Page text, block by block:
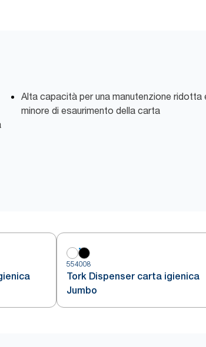
Alta capacità per una manutenzione ridotta
minore di esaurimento della carta
554008
Tork Dispenser carta igienica
Jumbo